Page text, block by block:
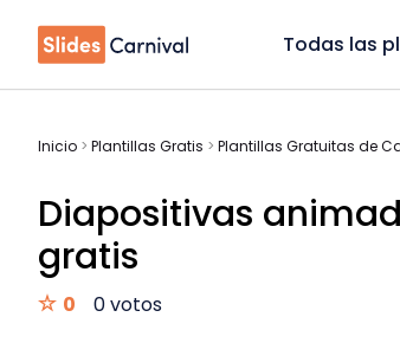
Todas las
Inicio > Plantillas Gratis > Plantillas Gratuitas de
Diapositivas
gratis
0 0 votos